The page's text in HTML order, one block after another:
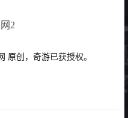
原创，奇游已获授权。